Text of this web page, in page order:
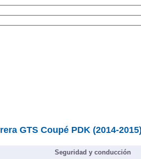
GTS Coupé PDK (2014-2015)